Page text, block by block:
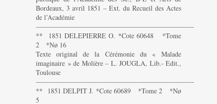
Bordeaux, 3 avril 1851 – Ext. du Recueil des Actes
de l’Académie
———————————————————————-
** 1851 DELEPIERRE O. *Cote 60648 *Tome
2 *Nø 16
Texte original de la Cérémonie du « Malade
imaginaire » de Molière – L. JOUGLA, Lib.- Edit.,
Toulouse
———————————————————————-
** 1851 DELPIT J. *Cote 60689 *Tome 2 *Nø
5